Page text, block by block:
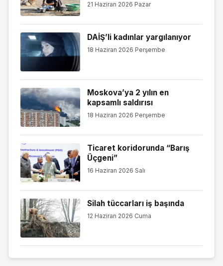
21 Haziran 2026 Pazar
DAİŞ’li kadınlar yargılanıyor
18 Haziran 2026 Perşembe
Moskova’ya 2 yılın en
kapsamlı saldırısı
18 Haziran 2026 Perşembe
Ticaret koridorunda “Barış
Üçgeni”
16 Haziran 2026 Salı
Silah tüccarları iş başında
12 Haziran 2026 Cuma